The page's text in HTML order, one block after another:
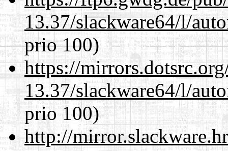
13.37/slackware64/l/
prio 100)
https://
13.37/slackware64/l/
prio 100)
http://